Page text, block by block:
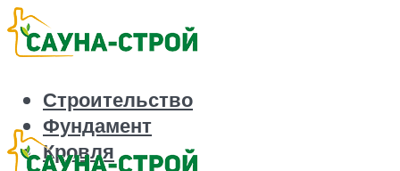
Строительство
Фундамент
Кровля